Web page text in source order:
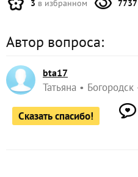
3 в избранном 7737
Автор вопроса:
bta17
Татьяна Богородск
Сказать спасибо!